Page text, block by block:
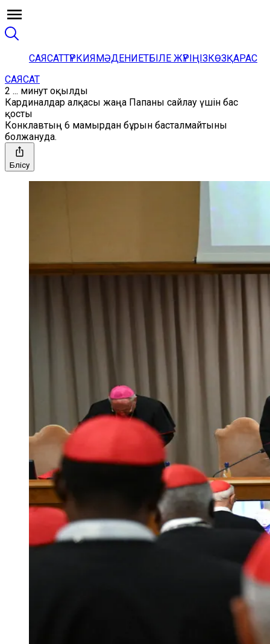
САЯСАТТҮРКИЯМӘДЕНИЕТБІЛЕ ЖҮРІҢІЗКӨЗҚАРАС
САЯСАТ
2 ... минут оқылды
Кардиналдар алқасы жаңа Папаны сайлау үшін бас
қосты
Конклавтың 6 мамырдан бұрын басталмайтыны
болжануда.
Бөлісу